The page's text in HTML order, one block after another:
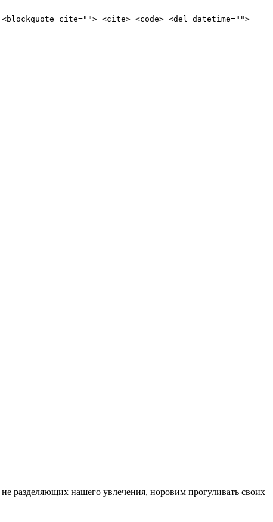
cite=""> <cite> <code> <del datetime="">
разделяющих нашего увлечения, норовим прогуливать своих